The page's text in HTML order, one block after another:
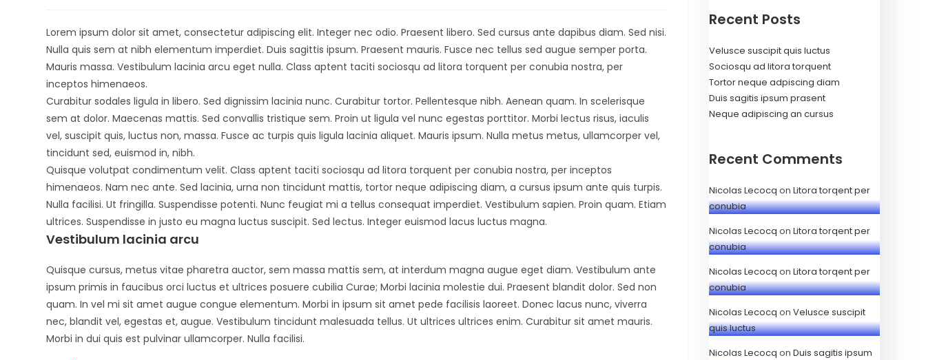
Lorem ipsum dolor sit amet, consectetur adipiscing elit. Integer nec odio. Praesent libero. Sed cursus ante dapibus diam. Sed nisi.
Nulla quis sem at nibh elementum imperdiet. Duis sagittis ipsum. Praesent mauris. Fusce nec tellus sed augue semper porta.
Mauris massa. Vestibulum lacinia arcu eget nulla. Class aptent taciti sociosqu ad litora torquent per conubia nostra, per
inceptos himenaeos.
Curabitur sodales ligula in libero. Sed dignissim lacinia nunc. Curabitur tortor. Pellentesque nibh. Aenean quam. In scelerisque
sem at dolor. Maecenas mattis. Sed convallis tristique sem. Proin ut ligula vel nunc egestas porttitor. Morbi lectus risus, iaculis
vel, suscipit quis, luctus non, massa. Fusce ac turpis quis ligula lacinia aliquet. Mauris ipsum. Nulla metus metus, ullamcorper vel,
tincidunt sed, euismod in, nibh.
Quisque volutpat condimentum velit. Class aptent taciti sociosqu ad litora torquent per conubia nostra, per inceptos
himenaeos. Nam nec ante. Sed lacinia, urna non tincidunt mattis, tortor neque adipiscing diam, a cursus ipsum ante quis turpis.
Nulla facilisi. Ut fringilla. Suspendisse potenti. Nunc feugiat mi a tellus consequat imperdiet. Vestibulum sapien. Proin quam. Etiam
ultrices. Suspendisse in justo eu magna luctus suscipit. Sed lectus. Integer euismod lacus luctus magna.
Vestibulum lacinia arcu
Quisque cursus, metus vitae pharetra auctor, sem massa mattis sem, at interdum magna augue eget diam. Vestibulum ante
ipsum primis in faucibus orci luctus et ultrices posuere cubilia Curae; Morbi lacinia molestie dui. Praesent blandit dolor. Sed non
quam. In vel mi sit amet augue congue elementum. Morbi in ipsum sit amet pede facilisis laoreet. Donec lacus nunc, viverra
nec, blandit vel, egestas et, augue. Vestibulum tincidunt malesuada tellus. Ut ultrices ultrices enim. Curabitur sit amet mauris.
Morbi in dui quis est pulvinar ullamcorper. Nulla facilisi.
Recent Posts
Velusce suscipit quis luctus
Sociosqu ad litora torquent
Tortor neque adpiscing diam
Duis sagitis ipsum prasent
Neque adipiscing an cursus
Recent Comments
Nicolas Lecocq on Litora torqent per
conubia
Nicolas Lecocq on Litora torqent per
conubia
Nicolas Lecocq on Litora torqent per
conubia
Nicolas Lecocq on Velusce suscipit
quis luctus
Nicolas Lecocq on Duis sagitis ipsum